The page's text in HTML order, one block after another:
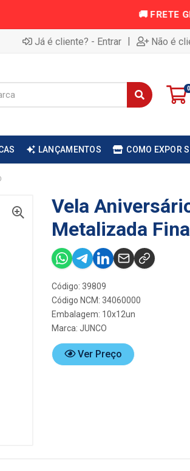
Já é cliente? - Entrar | Não é
0
LANÇAMENTOS COMO EXPOR
Vela
Metalizada
Código: 39809
Código NCM: 34060000
Embalagem: 10x12un
Marca: JUNCO
Ver Preço